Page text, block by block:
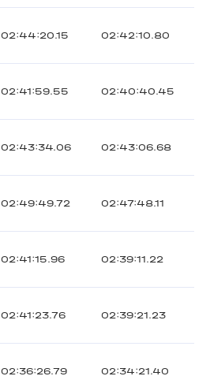
02:44:20.15 02:42:10.80
02:41:59.55 02:40:40.45
02:43:34.06 02:43:06.68
02:49:49.72 02:47:48.11
02:41:15.96 02:39:11.22
02:41:23.76 02:39:21.23
02:36:26.79 02:34:21.40